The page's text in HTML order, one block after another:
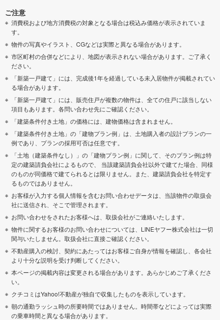
ご注意
消費税および地方消費税の対象となる場合は税込み価格が表示されていま
す。
物件の写真やイラスト、CGなどは実際と異なる場合があります。
市区町村の合併などにより、地図が表示されない場合があります。ご了承く
ださい。
「新築一戸建て」には、完成後1年を経過している未入居物件が掲載されてい
る場合があります。
「新築一戸建て」には、販売住戸が複数の物件は、全ての住戸に該当しない
項目もあります。各問い合わせ先にご確認ください。
「建築条件付き土地」の価格には、建物価格は含まれません。
「建築条件付き土地」の「建物プラン例」は、土地購入者の設計プランの一
例であり、プランの採用可否は任意です。
「土地（建築条件なし）」の「建物プラン例」に関して、そのプラン例は特
定の建築請負会社によるもので、 当該建築請負会社以外で建てた場合、同様
のものが同価格で建てられるとは限りません。また、建築請負会社を特定す
るものではありません。
お客様が入力する個人情報を含むお問い合わせデータは、当該物件の取扱会
社に送信され、そこで管理されます。
お問い合わせをされたお客様へは、取扱会社がご連絡いたします。
物件に関するお客様のお問い合わせについては、LINEヤフー株式会社は一切
関与いたしません。取扱会社に直接ご確認ください。
不動産購入の検討、契約にあたってはお客様ご自身が情報を確認し、各会社
より十分な説明を受け判断してください。
本ページの掲載内容は変更される場合があります。あらかじめご了承くださ
い。
クチコミはYahoo!不動産が独自で収集したものを表示しています。
朝の通勤ラッシュ時の所要時間ではありません。時間帯などによっては実際
の乗車時間と異なる場合があります。